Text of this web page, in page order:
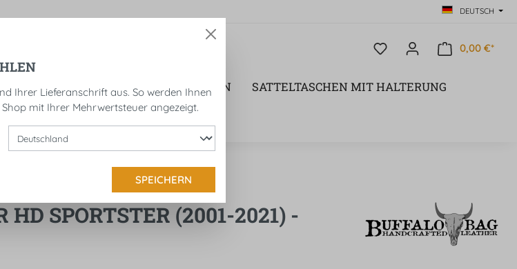
DEUTSCH
0,00 €*
SATTELTASCHEN SATTELTASCHEN MIT HALTERUNG
SPORTSTER (2001-2021) -
Ihrer Lieferanschrift aus. So werden Ihnen
mit Ihrer Mehrwertsteuer angezeigt.
SPEICHERN